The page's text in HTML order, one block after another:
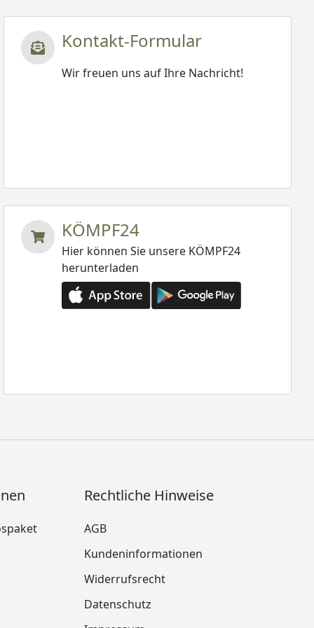
Kontakt-Formular
Wir freuen uns auf Ihre Nachricht!
KÖMPF24
Hier können Sie unsere KÖMPF24
herunterladen
Rechtliche Hinweise
AGB
Kundeninformationen
Widerrufsrecht
Datenschutz